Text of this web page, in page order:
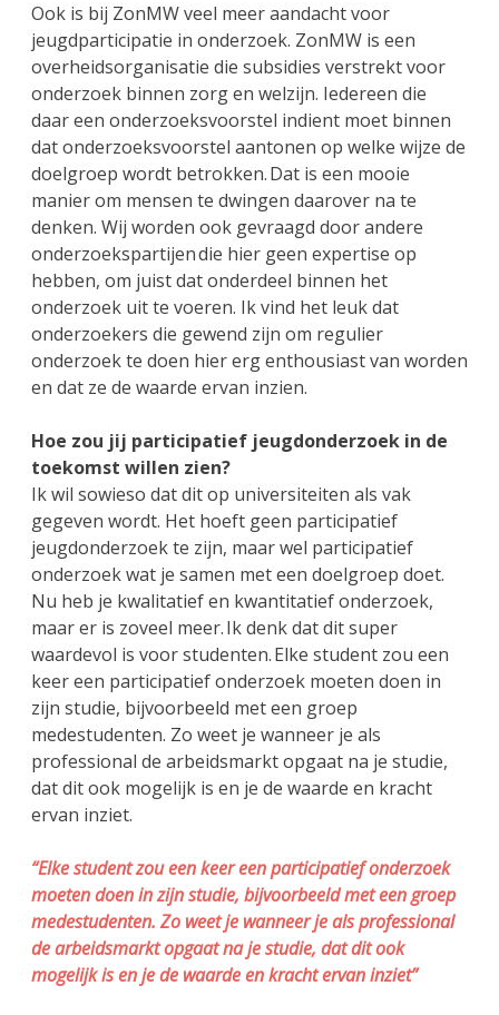
Ook is bij ZonMW veel meer aandacht voor
jeugdparticipatie in onderzoek. ZonMW is een
overheidsorganisatie die subsidies verstrekt voor
onderzoek binnen zorg en welzijn. Iedereen die
daar een onderzoeksvoorstel indient moet binnen
dat onderzoeksvoorstel aantonen op welke wijze de
doelgroep wordt betrokken. Dat is een mooie
manier om mensen te dwingen daarover na te
denken. Wij worden ook gevraagd door andere
onderzoekspartijen die hier geen expertise op
hebben, om juist dat onderdeel binnen het
onderzoek uit te voeren. Ik vind het leuk dat
onderzoekers die gewend zijn om regulier
onderzoek te doen hier erg enthousiast van worden
en dat ze de waarde ervan inzien.
Hoe zou jij participatief jeugdonderzoek in de
toekomst willen zien?
Ik wil sowieso dat dit op universiteiten als vak
gegeven wordt. Het hoeft geen participatief
jeugdonderzoek te zijn, maar wel participatief
onderzoek wat je samen met een doelgroep doet.
Nu heb je kwalitatief en kwantitatief onderzoek,
maar er is zoveel meer. Ik denk dat dit super
waardevol is voor studenten. Elke student zou een
keer een participatief onderzoek moeten doen in
zijn studie, bijvoorbeeld met een groep
medestudenten. Zo weet je wanneer je als
professional de arbeidsmarkt opgaat na je studie,
dat dit ook mogelijk is en je de waarde en kracht
ervan inziet.
“Elke student zou een keer een participatief onderzoek
moeten doen in zijn studie, bijvoorbeeld met een groep
medestudenten. Zo weet je wanneer je als professional
de arbeidsmarkt opgaat na je studie, dat dit ook
mogelijk is en je de waarde en kracht ervan inziet”